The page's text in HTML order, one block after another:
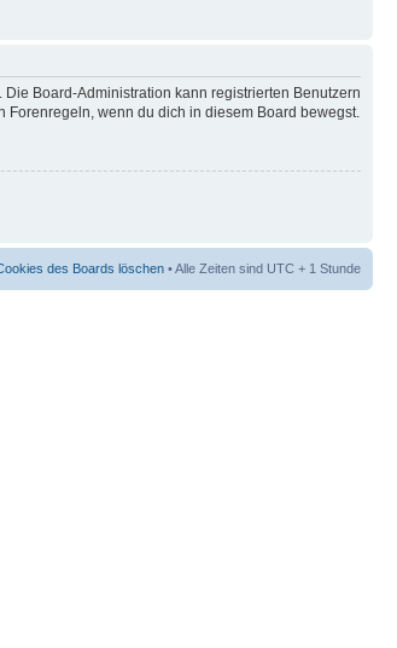
Board-Administration kann registrierten Benutzern
wenn du dich in diesem Board bewegst.
des Boards löschen • Alle Zeiten sind UTC + 1 Stunde